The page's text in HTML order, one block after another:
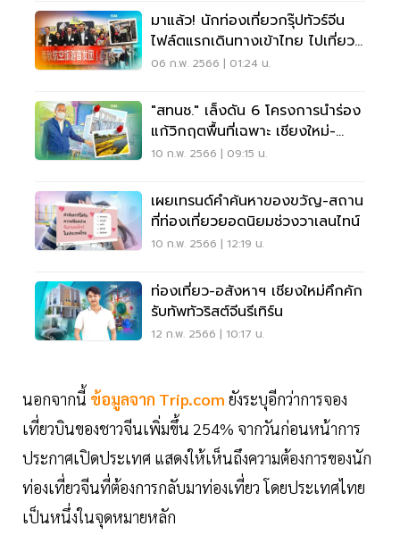
มาแล้ว! นักท่องเที่ยวกรุ๊ปทัวร์จีน
ไฟล์ตแรกเดินทางเข้าไทย ไปเที่ยว
ไหนบ้าง
06 ก.พ. 2566 | 01:24 น.
"สทนช." เล็งดัน 6 โครงการนำร่อง
แก้วิกฤตพื้นที่เฉพาะ เชียงใหม่-
ลำพูน
10 ก.พ. 2566 | 09:15 น.
เผยเทรนด์คำค้นหาของขวัญ-สถาน
ที่ท่องเที่ยวยอดนิยมช่วงวาเลนไทน์
10 ก.พ. 2566 | 12:19 น.
ท่องเที่ยว-อสังหาฯ เชียงใหม่คึกคัก
รับทัพทัวริสต์จีนรีเทิร์น
12 ก.พ. 2566 | 10:17 น.
นอกจากนี้ ข้อมูลจาก Trip.com ยังระบุอีกว่าการจอง
เที่ยวบินของชาวจีนเพิ่มขึ้น 254% จากวันก่อนหน้าการ
ประกาศเปิดประเทศ แสดงให้เห็นถึงความต้องการของนัก
ท่องเที่ยวจีนที่ต้องการกลับมาท่องเที่ยว โดยประเทศไทย
เป็นหนึ่งในจุดหมายหลัก